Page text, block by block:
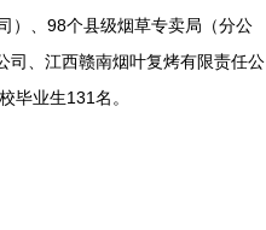
）、98个县级烟草专卖局（分公
司、江西赣南烟叶复烤有限责任公
毕业生131名。